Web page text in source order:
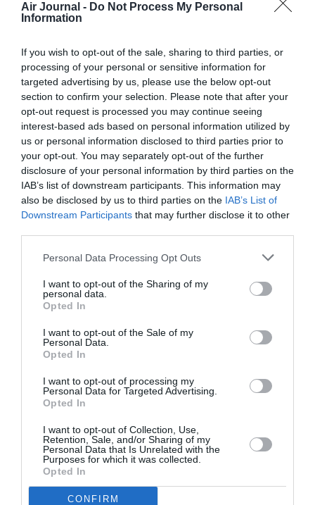
Air Journal - Do Not Process My Personal
Information
If you wish to opt-out of the sale, sharing to third parties, or
processing of your personal or sensitive information for
targeted advertising by us, please use the below opt-out
section to confirm your selection. Please note that after your
opt-out request is processed you may continue seeing
interest-based ads based on personal information utilized by
us or personal information disclosed to third parties prior to
your opt-out. You may separately opt-out of the further
disclosure of your personal information by third parties on the
IAB’s list of downstream participants. This information may
also be disclosed by us to third parties on the IAB’s List of
Downstream Participants that may further disclose it to other
Personal Data Processing Opt Outs
I want to opt-out of the Sharing of my
personal data.
Opted In
I want to opt-out of the Sale of my
Personal Data.
Opted In
I want to opt-out of processing my
Personal Data for Targeted Advertising.
Opted In
I want to opt-out of Collection, Use,
Retention, Sale, and/or Sharing of my
Personal Data that Is Unrelated with the
Purposes for which it was collected.
Opted In
CONFIRM
Et tellement d’autres…. Pour ceux d’entre vous qui se
RÉPONDRE
a commenté :
13 mai 2016 - 14 h 13
min
“Pour ceux d’entre vous qui se reconnaissent,
pensez aux autres merci :)”
Il serait très étonnant que ceux qui postent ici, donc
des passionnés d’aéronautique, se comportent
FRED LE CORSEa commenté :
13 mai 2016 - 12 h 36 min
ce n’est pas beaucoup 36000$… quand on sait qu’il faut
tout à la charge des compagnies!!!! il devrait avoir une liste
noire de tout ces pax!!!
EPL 1986a commenté :
13 mai 2016 - 12 h 52 min